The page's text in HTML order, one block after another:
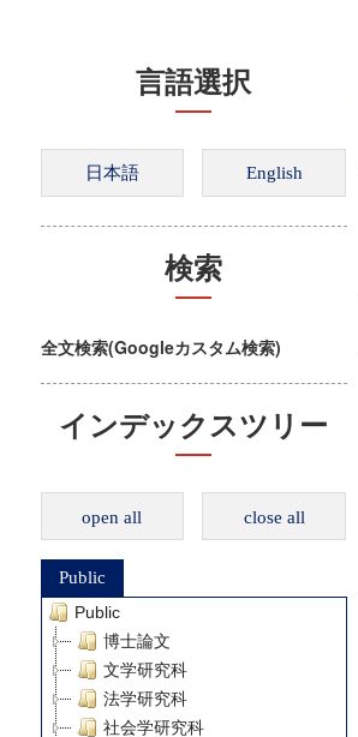
言語選択
検索
全文検索(Googleカスタム検索)
インデックスツリー
open all close all
Public
Public
博士論文
文学研究科
法学研究科
社会学研究科